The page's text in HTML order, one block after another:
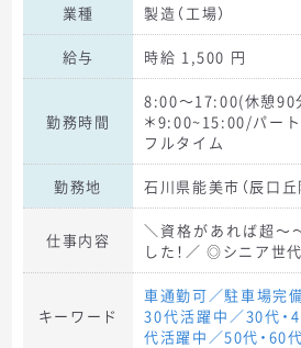
業種 製造（工場）
給与 時給 1,500 円
勤務時間
8:00～17:00(休憩90
＊9:00~15:00/パー
フルタイム
勤務地 石川県能美市（辰口丘
仕事内容
＼資格があれば超～
した！／ ◎シニア世
キーワード
車通勤可／駐車場完
30代活躍中／30代・
代活躍中／50代・60